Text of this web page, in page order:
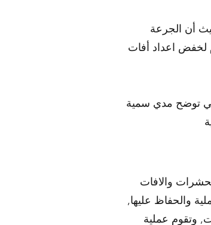
أن الجرعة
لخفض اعداد أفات
توضح مدي سمية
والافات
والحفاظ عليها,
وتقوم عملية